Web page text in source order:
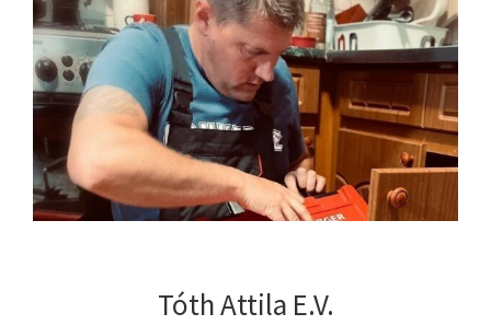
Tóth Attila E.V.